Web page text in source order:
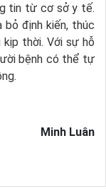
tin từ cơ sở y tế.
định kiến, thúc
thời. Với sự hỗ
bệnh có thể tự
Minh Luân